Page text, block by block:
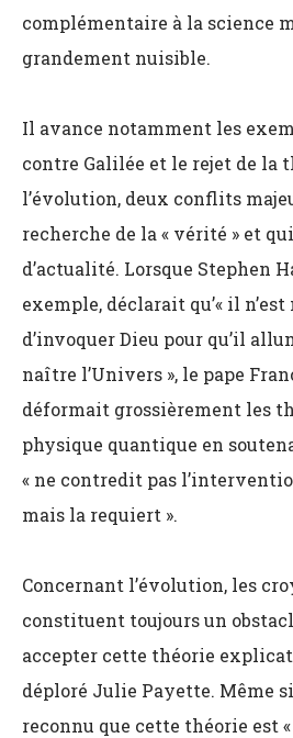
complémentaire à la science
grandement nuisible.
Il avance notamment les
contre Galilée et le rejet de la
l’évolution, deux conflits
recherche de la « vérité » et
d’actualité. Lorsque Stephen
exemple, déclarait qu’« il
d’invoquer Dieu pour qu’il
naître l’Univers », le pape
déformait grossièrement les
physique quantique en
« ne contredit pas
mais la requiert ».
Concernant l’évolution, les
constituent toujours un
accepter cette théorie
déploré Julie Payette. Même
reconnu que cette théorie est «